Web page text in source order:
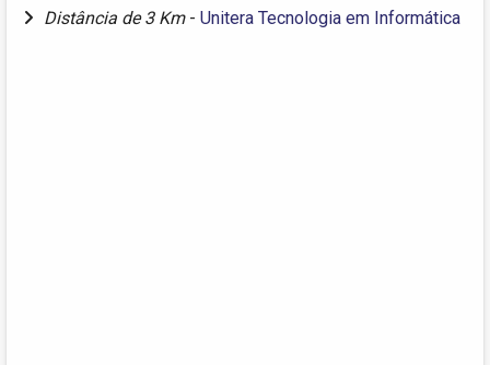
Distância de 3 Km - Unitera Tecnologia em Informática